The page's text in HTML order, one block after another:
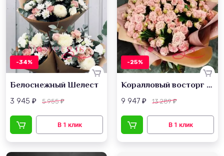
-34%
Белоснежный Шелест
3 945 ₽ 5 955₽
-25%
Коралловый восторг из роз
9 947 ₽ 13 289₽